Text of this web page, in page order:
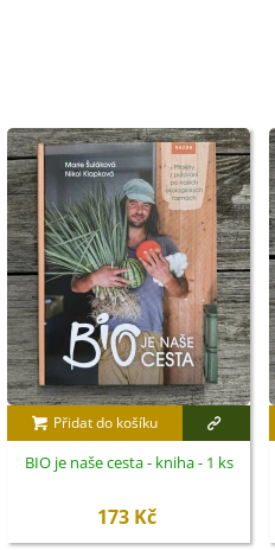
Přidat do košíku
BIO je naše cesta - kniha - 1 ks
173 Kč